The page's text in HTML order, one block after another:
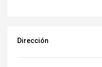
Dirección